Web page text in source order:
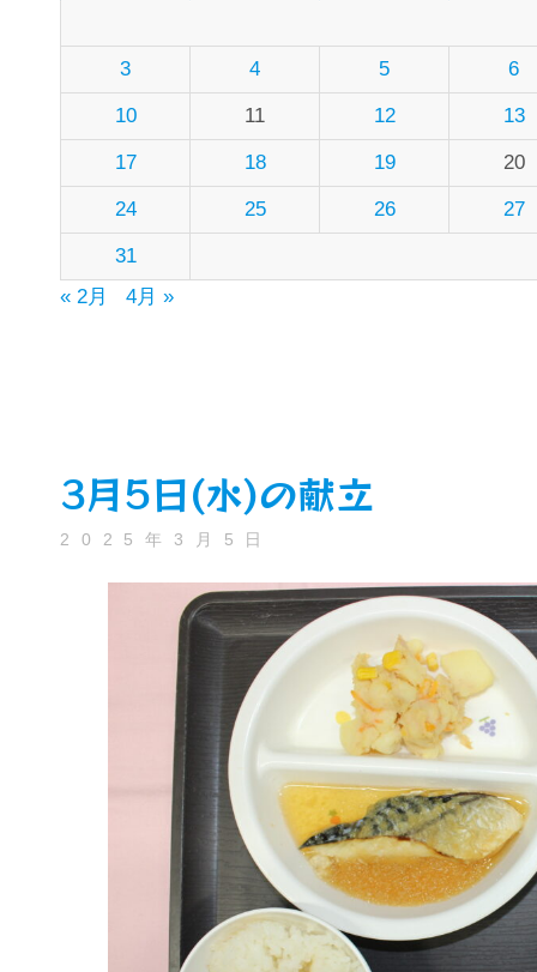
3 4 5 6
10 11 12 13
17 18 19 20
24 25 26 27
31
« 2月
4月 »
3月5日(水)の献立
2025年3月5日